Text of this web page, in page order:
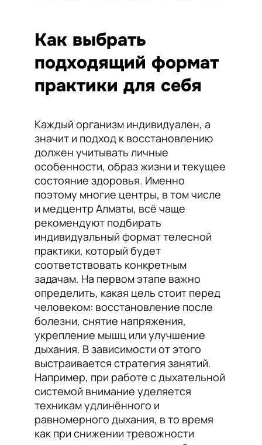
Как выбрать
подходящий формат
практики для себя
Каждый организм индивидуален, а
значит и подход к восстановлению
должен учитывать личные
особенности, образ жизни и текущее
состояние здоровья. Именно
поэтому многие центры, в том числе
и медцентр Алматы, всё чаще
рекомендуют подбирать
индивидуальный формат телесной
практики, который будет
соответствовать конкретным
задачам. На первом этапе важно
определить, какая цель стоит перед
человеком: восстановление после
болезни, снятие напряжения,
укрепление мышц или улучшение
дыхания. В зависимости от этого
выстраивается стратегия занятий.
Например, при работе с дыхательной
системой внимание уделяется
техникам удлинённого и
равномерного дыхания, в то время
как при снижении тревожности